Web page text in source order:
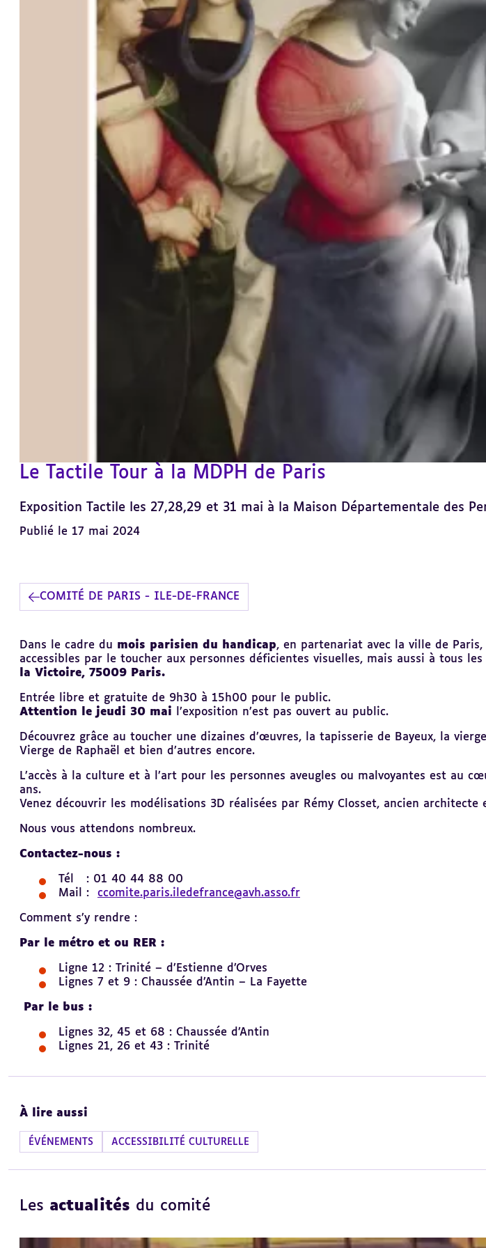
Le Tactile Tour à la MDPH de Paris
Exposition Tactile les 27,28,29 et 31 mai à la Maison Départementale des
Publié le 17 mai 2024
COMITÉ DE PARIS - ILE-DE-FRANCE
Dans le cadre du mois parisien du handicap, en partenariat avec la ville de
accessibles par le toucher aux personnes déficientes visuelles, mais aussi à tous
la Victoire, 75009 Paris.
Entrée libre et gratuite de 9h30 à 15h00 pour le public.
Attention le jeudi 30 mai l’exposition n’est pas ouvert au public.
Découvrez grâce au toucher une dizaines d’œuvres, la tapisserie de Bayeux, la
Vierge de Raphaël et bien d’autres encore.
L’accès à la culture et à l’art pour les personnes aveugles ou malvoyantes est au
ans.
Venez découvrir les modélisations 3D réalisées par Rémy Closset, ancien
Nous vous attendons nombreux.
Contactez-nous :
Tél : 01 40 44 88 00
Mail : ccomite.paris.iledefrance@avh.asso.fr
Comment s’y rendre :
Par le métro et ou RER :
Ligne 12 : Trinité – d’Estienne d’Orves
Lignes 7 et 9 : Chaussée d’Antin – La Fayette
Par le bus :
Lignes 32, 45 et 68 : Chaussée d’Antin
Lignes 21, 26 et 43 : Trinité
au
sommaire
À lire aussi
ÉVÉNEMENTS ACCESSIBILITÉ CULTURELLE
Les actualités du comité